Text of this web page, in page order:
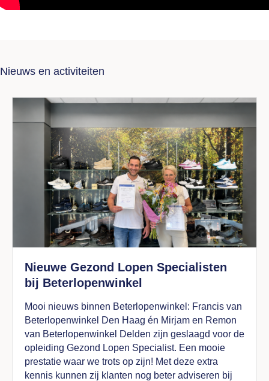
Nieuws en activiteiten
Nieuwe Gezond Lopen Specialisten
bij Beterlopenwinkel
Mooi nieuws binnen Beterlopenwinkel: Francis van
Beterlopenwinkel Den Haag én Mirjam en Remon
van Beterlopenwinkel Delden zijn geslaagd voor de
opleiding Gezond Lopen Specialist. Een mooie
prestatie waar we trots op zijn! Met deze extra
kennis kunnen zij klanten nog beter adviseren bij